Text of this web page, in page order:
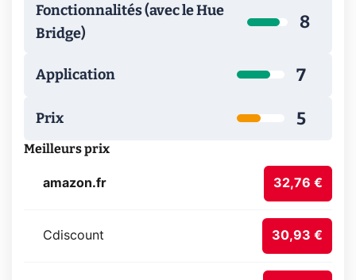
Fonctionnalités (avec le Hue
Bridge)
8
Application 7
Prix 5
Meilleurs prix
amazon.fr 32,76 €
Cdiscount 30,93 €